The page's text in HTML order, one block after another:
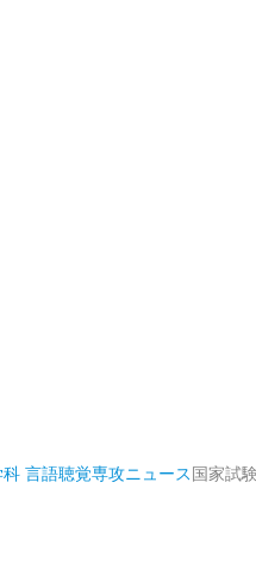
言語聴覚専攻ニュース 国家試